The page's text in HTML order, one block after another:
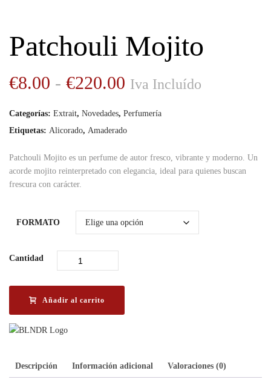
Patchouli Mojito
€8.00 - €220.00 Rango
precios:
€8.00
€220.00
Iva Incluído
Categorías: Extrait, Novedades, Perfumería
Etiquetas: Alicorado, Amaderado
Patchouli Mojito es un perfume de autor fresco, vibrante y moderno. Un
acorde mojito reinterpretado con elegancia, ideal para quienes buscan
frescura con carácter.
FORMATO
Cantidad
Añadir al carrito
Descripción Información adicional Valoraciones (0)